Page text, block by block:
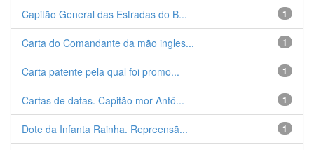
1
Capitão General das Estradas do B...
1
Carta do Comandante da mão ingles...
1
Carta patente pela qual foi promo...
1
Cartas de datas. Capitão mor Antô...
1
Dote da Infanta Rainha. Repreensã...